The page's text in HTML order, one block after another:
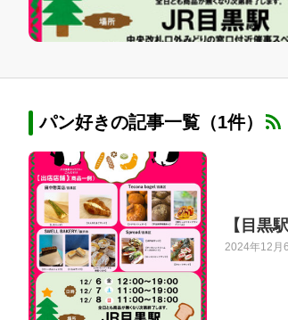
パン好きの記事一覧（1件）
【目黒
2024年12月